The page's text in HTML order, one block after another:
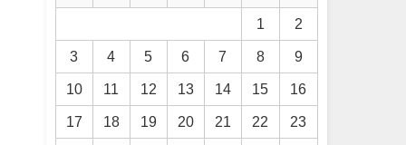
1 2
3 4 5 6 7 8 9
10 11 12 13 14 15 16
17 18 19 20 21 22 23